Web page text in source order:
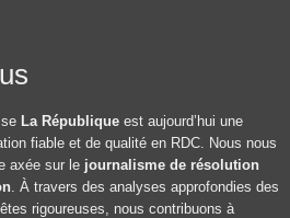
La République est aujourd’hui une
fiable et de qualité en RDC. Nous nous
axée sur le journalisme de résolution
. À travers des analyses approfondies des
rigoureuses, nous contribuons à